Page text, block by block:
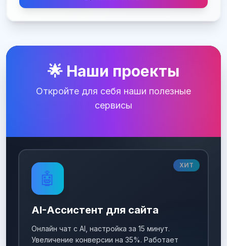
🌟 Наши проекты
Откройте для себя наши полезные
сервисы
ХИТ
🤖
AI-Ассистент для сайта
Онлайн чат с AI, настройка за 15 минут.
Увеличение конверсии на 35%. Работает